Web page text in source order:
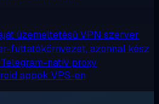
üzemeltetésű VPN szerver
futtatókörnyezet, azonnal kész
Telegram-natív proxy
appok VPS-en